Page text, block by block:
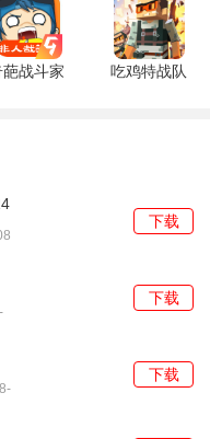
戏的长期吸引力。
果和组合方式不断变
最新版
0.9.35.525848
安卓版
葩战斗家
吃鸡特战队
下载
下载
下载